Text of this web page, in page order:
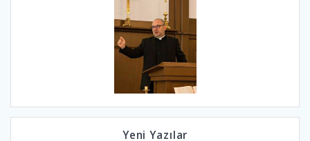
Yeni Yazılar